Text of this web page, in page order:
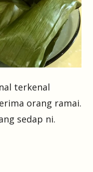
terkenal
orang ramai.
sedap ni.